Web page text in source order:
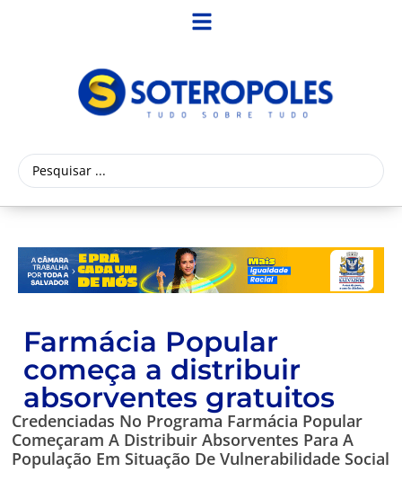
Farmácia Popular
começa a distribuir
absorventes gratuitos
Credenciadas No Programa Farmácia Popular
Começaram A Distribuir Absorventes Para A
População Em Situação De Vulnerabilidade Social